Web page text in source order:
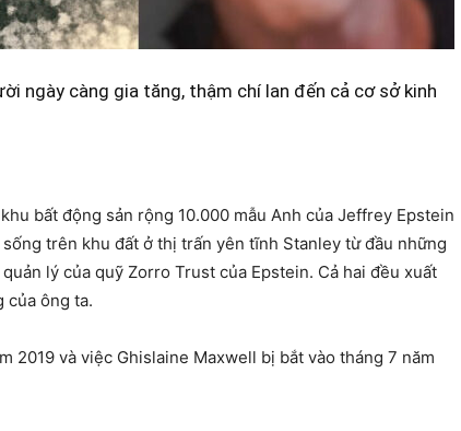
ngày càng gia tăng, thậm chí lan đến cả cơ sở kinh
bất động sản rộng 10.000 mẫu Anh của Jeffrey Epstein
trên khu đất ở thị trấn yên tĩnh Stanley từ đầu những
lý của quỹ Zorro Trust của Epstein. Cả hai đều xuất
của ông ta.
2019 và việc Ghislaine Maxwell bị bắt vào tháng 7 năm